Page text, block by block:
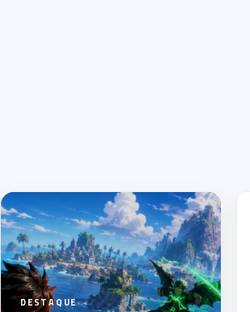
DESTAQUE